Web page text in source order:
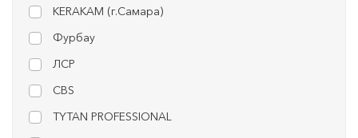
KERAKAM (г.Самара)
Фурбау
ЛСР
CBS
TYTAN PROFESSIONAL